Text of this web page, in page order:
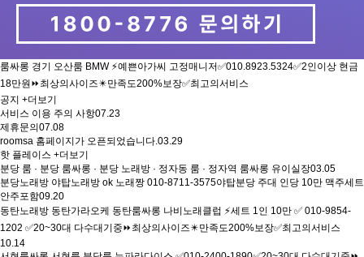
룸싸롱 경기
오산룸 BMW ⚡예쁜아가씨 고정매니저✅010.8923.5324✅2인이상 현금
18만원⏩최상의사이즈✴️만족도200%보장✅최고의서비스
공지 +더보기
서비스 이용 주의 사항07.23
제휴문의 07.08
roomsa 홈페이지가 오픈되었습니다.03.29
핫 플레이스 +더보기
분당 룸 · 분당 룸싸롱 · 분당 노래방 · 정자동 룸 · 정자역 룸싸롱 유이실장03.05
분당노래방 야탑노래방 ok 노래짱 010-8711-3575야탑분당 주대 인당 10만 맥주세트
안주포함09.20
동탄노래방 동탄가라오케 동탄룸싸롱 나비노래클럽 ⚡세트 1인 10만 ✅ 010-9854-
1202 ✅20~30대 다수대기중⏩최상의사이즈✴️만족도200%보장✅최고의서비스
10.14